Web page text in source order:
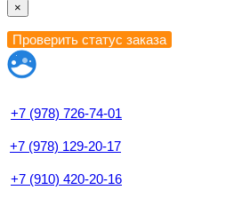
×
+7 (978) 726-74-01
+7 (978) 129-20-17
+7 (910) 420-20-16